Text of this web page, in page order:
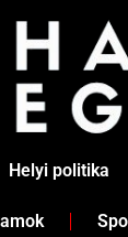
Helyi politika